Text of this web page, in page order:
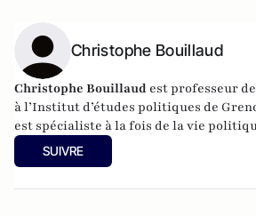
Christophe Bouillaud
Christophe Bouillaud est professeur
à l’Institut d’études politiques de
est spécialiste à la fois de la vie
vie politique européenne, en particulier
partis.
SUIVRE